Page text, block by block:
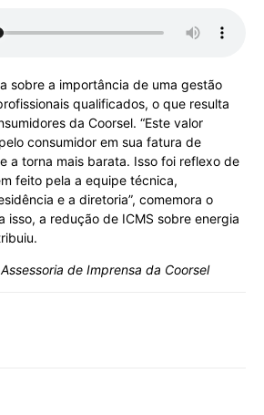
sobre a importância de uma gestão
qualificados, o que resulta
da Coorsel. “Este valor
consumidor em sua fatura de
a torna mais barata. Isso foi reflexo de
feito pela a equipe técnica,
e a diretoria”, comemora o
isso, a redução de ICMS sobre energia
de Imprensa da Coorsel